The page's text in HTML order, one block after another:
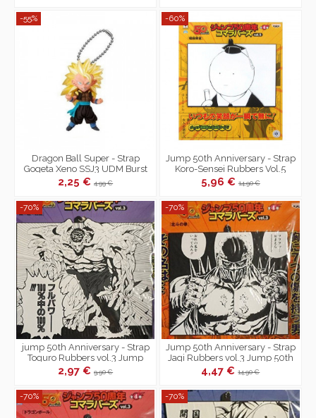
-55%
Dragon Ball Super - Strap
Gogeta Xeno SSJ3 UDM Burst
31
2,25 €4,99 €
-60%
Jump 50th Anniversary - Strap
Koro-Sensei Rubbers Vol.5
Jump 50th Anniversary
5,96 €14,90 €
-70%
jump 50th Anniversary - Strap
Toguro Rubbers vol.3 Jump
50th Anniversary
2,97 €9,90 €
-70%
Jump 50th Anniversary - Strap
Jagi Rubbers vol.3 Jump 50th
Anniversary
4,47 €14,90 €
-70% -70%